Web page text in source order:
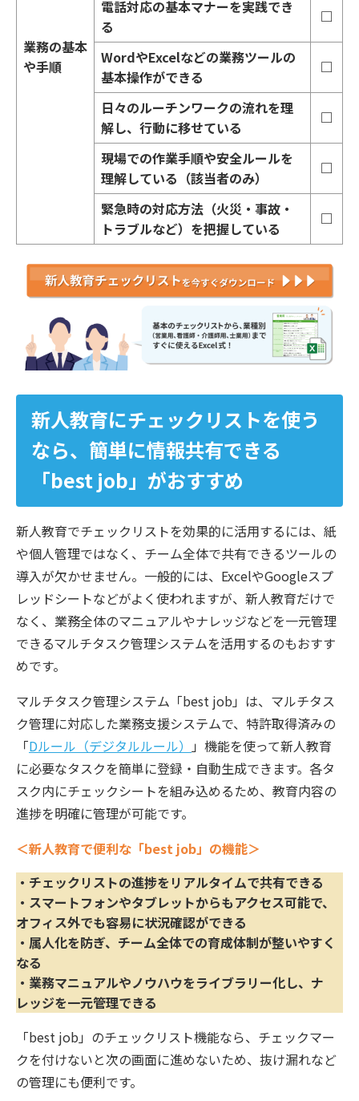
業務の基本
や手順
電話対応の基本マナーを実践でき
る
□
WordやExcelなどの業務ツールの
基本操作ができる
□
日々のルーチンワークの流れを理
解し、行動に移せている
□
現場での作業手順や安全ルールを
理解している（該当者のみ）
□
緊急時の対応方法（火災・事故・
トラブルなど）を把握している
□
新人教育にチェックリストを使う
なら、簡単に情報共有できる
「best job」がおすすめ
新人教育でチェックリストを効果的に活用するには、紙
や個人管理ではなく、チーム全体で共有できるツールの
導入が欠かせません。一般的には、ExcelやGoogleスプ
レッドシートなどがよく使われますが、新人教育だけで
なく、業務全体のマニュアルやナレッジなどを一元管理
できるマルチタスク管理システムを活用するのもおすす
めです。
マルチタスク管理システム「best job」は、マルチタス
ク管理に対応した業務支援システムで、特許取得済みの
「Dルール（デジタルルール）
」機能を使って新人教育
に必要なタスクを簡単に登録・自動生成できます。各タ
スク内にチェックシートを組み込めるため、教育内容の
進捗を明確に管理が可能です。
＜新人教育で便利な「best job」の機能＞
・チェックリストの進捗をリアルタイムで共有できる
・スマートフォンやタブレットからもアクセス可能で、
オフィス外でも容易に状況確認ができる
・属人化を防ぎ、チーム全体での育成体制が整いやすく
なる
・業務マニュアルやノウハウをライブラリー化し、ナ
レッジを一元管理できる
「best job」のチェックリスト機能なら、チェックマー
クを付けないと次の画面に進めないため、抜け漏れなど
の管理にも便利です。